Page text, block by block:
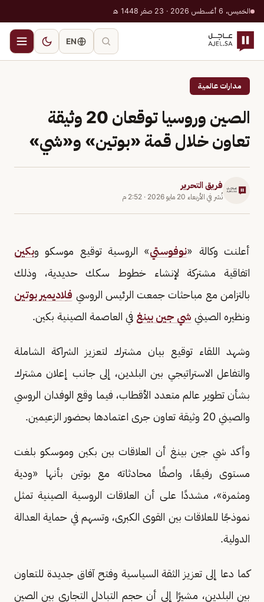
الخميس، 6 أغسطس 2026 · 23 صفر 1448 هـ
EN
مدارات عالمية
الصين وروسيا توقعان 20 وثيقة
تعاون خلال قمة «بوتين» و«شي»
فريق التحرير
نُشر في الأربعاء 20 مايو 2026 · 2:52 م
أعلنت وكالة «نوفوستي» الروسية توقيع موسكو وبكين
اتفاقية مشتركة لإنشاء خطوط سكك حديدية، وذلك
بالتزامن مع مباحثات جمعت الرئيس الروسي فلاديمير بوتين
ونظيره الصيني شي جين بينغ في العاصمة الصينية بكين.
وشهد اللقاء توقيع بيان مشترك لتعزيز الشراكة الشاملة
والتفاعل الاستراتيجي بين البلدين، إلى جانب إعلان مشترك
بشأن تطوير عالم متعدد الأقطاب، فيما وقع الوفدان الروسي
والصيني 20 وثيقة تعاون جرى اعتمادها بحضور الزعيمين.
وأكد شي جين بينغ أن العلاقات بين بكين وموسكو بلغت
مستوى رفيعًا، واصفًا محادثاته مع بوتين بأنها «ودية
ومثمرة»، مشددًا على أن العلاقات الروسية الصينية تمثل
نموذجًا للعلاقات بين القوى الكبرى، وتسهم في حماية العدالة
الدولية.
كما دعا إلى تعزيز الثقة السياسية وفتح آفاق جديدة للتعاون
بين البلدين، مشيرًا إلى أن حجم التبادل التجاري بين الصين